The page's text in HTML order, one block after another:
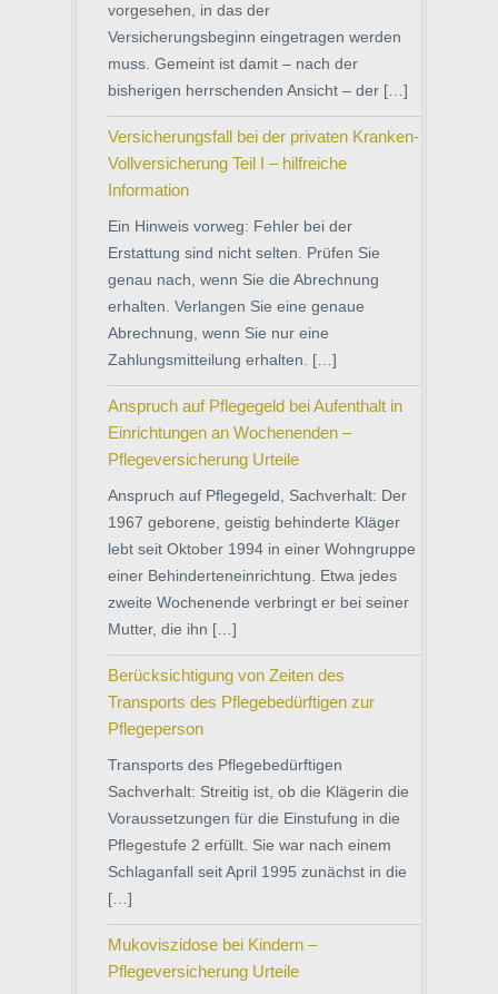
vorgesehen, in das der
Versicherungsbeginn eingetragen werden
muss. Gemeint ist damit – nach der
bisherigen herrschenden Ansicht – der […]
Versicherungsfall bei der privaten Kranken-
Vollversicherung Teil I – hilfreiche
Information
Ein Hinweis vorweg: Fehler bei der
Erstattung sind nicht selten. Prüfen Sie
genau nach, wenn Sie die Abrechnung
erhalten. Verlangen Sie eine genaue
Abrechnung, wenn Sie nur eine
Zahlungsmitteilung erhalten. […]
Anspruch auf Pflegegeld bei Aufenthalt in
Einrichtungen an Wochenenden –
Pflegeversicherung Urteile
Anspruch auf Pflegegeld, Sachverhalt: Der
1967 geborene, geistig behinderte Kläger
lebt seit Oktober 1994 in einer Wohngruppe
einer Behinderteneinrichtung. Etwa jedes
zweite Wochenende verbringt er bei seiner
Mutter, die ihn […]
Berücksichtigung von Zeiten des
Transports des Pflegebedürftigen zur
Pflegeperson
Transports des Pflegebedürftigen
Sachverhalt: Streitig ist, ob die Klägerin die
Voraussetzungen für die Einstufung in die
Pflegestufe 2 erfüllt. Sie war nach einem
Schlaganfall seit April 1995 zunächst in die
[…]
Mukoviszidose bei Kindern –
Pflegeversicherung Urteile